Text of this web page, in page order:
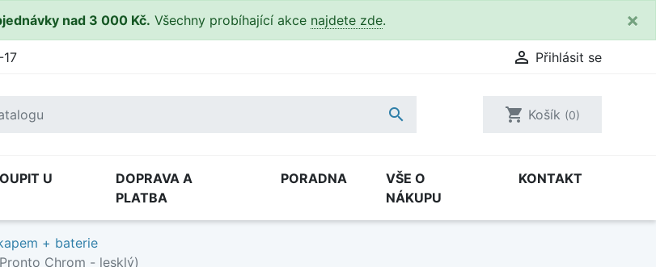
nad 3 000 Kč. Všechny probíhající akce najdete zde. ×
 Přihlásit se
 shopping_cart Košík (0)
U
DOPRAVA A
PLATBA
PORADNA
VŠE O
NÁKUPU
KONTAKT
+ baterie
Chrom - lesklý)